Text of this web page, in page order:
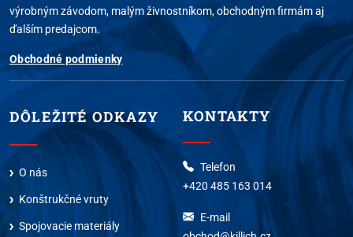
výrobným závodom, malým živnostníkom, obchodným firmám aj
ďalším predajcom.
Obchodné podmienky
DÔLEŽITÉ ODKAZY
O nás
Konštrukčné vruty
Spojovacie materiály
KONTAKTY
Telefon
+420 485 163 014
E-mail